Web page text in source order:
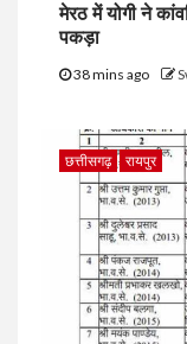
मेरठ में योगी ने
पकड़ा
38 mins ago
छत्तीसगढ़ रायपुर